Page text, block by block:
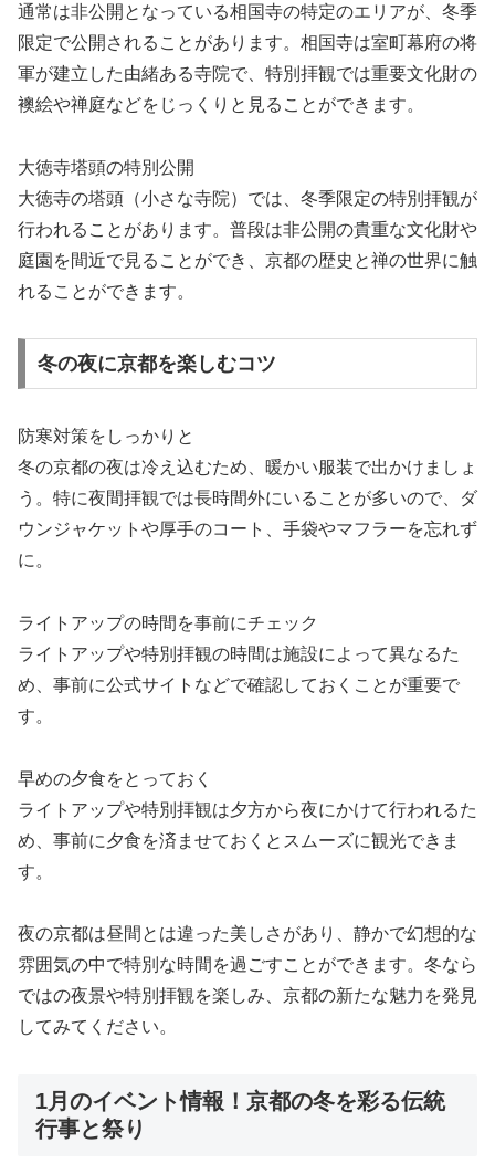
通常は非公開となっている相国寺の特定のエリアが、冬季
限定で公開されることがあります。相国寺は室町幕府の将
軍が建立した由緒ある寺院で、特別拝観では重要文化財の
襖絵や禅庭などをじっくりと見ることができます。
大徳寺塔頭の特別公開
大徳寺の塔頭（小さな寺院）では、冬季限定の特別拝観が
行われることがあります。普段は非公開の貴重な文化財や
庭園を間近で見ることができ、京都の歴史と禅の世界に触
れることができます。
冬の夜に京都を楽しむコツ
防寒対策をしっかりと
冬の京都の夜は冷え込むため、暖かい服装で出かけましょ
う。特に夜間拝観では長時間外にいることが多いので、ダ
ウンジャケットや厚手のコート、手袋やマフラーを忘れず
に。
ライトアップの時間を事前にチェック
ライトアップや特別拝観の時間は施設によって異なるた
め、事前に公式サイトなどで確認しておくことが重要で
す。
早めの夕食をとっておく
ライトアップや特別拝観は夕方から夜にかけて行われるた
め、事前に夕食を済ませておくとスムーズに観光できま
す。
夜の京都は昼間とは違った美しさがあり、静かで幻想的な
雰囲気の中で特別な時間を過ごすことができます。冬なら
ではの夜景や特別拝観を楽しみ、京都の新たな魅力を発見
してみてください。
1月のイベント情報！京都の冬を彩る伝統
行事と祭り